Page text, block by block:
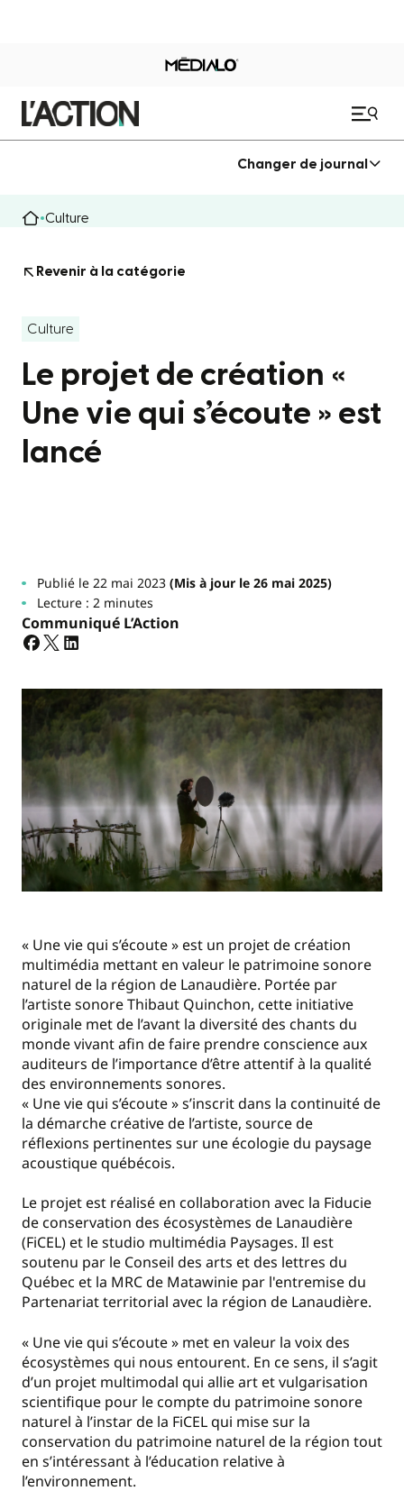
Changer de journal
Culture
Revenir à la catégorie
Culture
Le projet de création «
Une vie qui s’écoute » est
lancé
Publié le 22 mai 2023(Mis à jour le 26 mai 2025)
Lecture : 2 minutes
Communiqué L’Action
« Une vie qui s’écoute » est un projet de création
multimédia mettant en valeur le patrimoine sonore
naturel de la région de Lanaudière. Portée par
l’artiste sonore Thibaut Quinchon, cette initiative
originale met de l’avant la diversité des chants du
monde vivant afin de faire prendre conscience aux
auditeurs de l’importance d’être attentif à la qualité
des environnements sonores.
« Une vie qui s’écoute » s’inscrit dans la continuité de
la démarche créative de l’artiste, source de
réflexions pertinentes sur une écologie du paysage
acoustique québécois.
Le projet est réalisé en collaboration avec la Fiducie
de conservation des écosystèmes de Lanaudière
(FiCEL) et le studio multimédia Paysages. Il est
soutenu par le Conseil des arts et des lettres du
Québec et la MRC de Matawinie par l'entremise du
Partenariat territorial avec la région de Lanaudière.
« Une vie qui s’écoute » met en valeur la voix des
écosystèmes qui nous entourent. En ce sens, il s’agit
d’un projet multimodal qui allie art et vulgarisation
scientifique pour le compte du patrimoine sonore
naturel à l’instar de la FiCEL qui mise sur la
conservation du patrimoine naturel de la région tout
en s’intéressant à l’éducation relative à
l’environnement.